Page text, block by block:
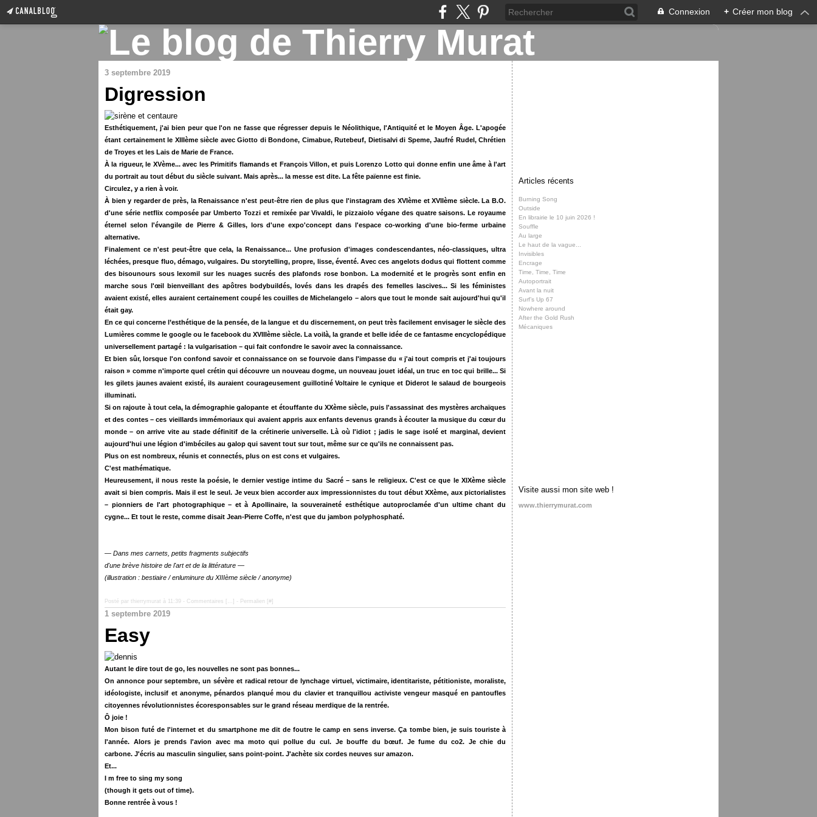
Connexion + Créer mon blog
3 septembre 2019
Digression
Esthétiquement, j'ai bien peur que l'on ne fasse que régresser depuis le Néolithique, l'Antiquité et le Moyen Âge. L'apogée
étant certainement le XIIIème siècle avec Giotto di Bondone, Cimabue, Rutebeuf, Dietisalvi di Speme, Jaufré Rudel, Chrétien
de Troyes et les Lais de Marie de France.
À la rigueur, le XVème... avec les Primitifs flamands et François Villon, et puis Lorenzo Lotto qui donne enfin une âme à l'art
du portrait au tout début du siècle suivant. Mais après... la messe est dite. La fête païenne est finie.
Circulez, y a rien à voir.
À bien y regarder de près, la Renaissance n'est peut-être rien de plus que l'instagram des XVIème et XVIIème siècle. La B.O.
d'une série netflix composée par Umberto Tozzi et remixée par Vivaldi, le pizzaiolo végane des quatre saisons. Le royaume
éternel selon l'évangile de Pierre & Gilles, lors d'une expo'concept dans l'espace co-working d'une bio-ferme urbaine
alternative.
Finalement ce n'est peut-être que cela, la Renaissance... Une profusion d'images condescendantes, néo-classiques, ultra
léchées, presque fluo, démago, vulgaires. Du storytelling, propre, lisse, éventé. Avec ces angelots dodus qui flottent comme
des bisounours sous lexomil sur les nuages sucrés des plafonds rose bonbon. La modernité et le progrès sont enfin en
marche sous l'œil bienveillant des apôtres bodybuildés, lovés dans les drapés des femelles lascives... Si les féministes
avaient existé, elles auraient certainement coupé les couilles de Michelangelo – alors que tout le monde sait aujourd'hui qu'il
était gay.
En ce qui concerne l’esthétique de la pensée, de la langue et du discernement, on peut très facilement envisager le siècle des
Lumières comme le google ou le facebook du XVIIIème siècle. La voilà, la grande et belle idée de ce fantasme encyclopédique
universellement partagé : la vulgarisation – qui fait confondre le savoir avec la connaissance.
Et bien sûr, lorsque l'on confond savoir et connaissance on se fourvoie dans l'impasse du « j'ai tout compris et j'ai toujours
raison » comme n'importe quel crétin qui découvre un nouveau dogme, un nouveau jouet idéal, un truc en toc qui brille... Si
les gilets jaunes avaient existé, ils auraient courageusement guillotiné Voltaire le cynique et Diderot le salaud de bourgeois
illuminati.
Si on rajoute à tout cela, la démographie galopante et étouffante du XXème siècle, puis l'assassinat des mystères archaïques
et des contes – ces vieillards immémoriaux qui avaient appris aux enfants devenus grands à écouter la musique du cœur du
monde – on arrive vite au stade définitif de la crétinerie universelle. Là où l'idiot ; jadis le sage isolé et marginal, devient
aujourd'hui une légion d'imbéciles au galop qui savent tout sur tout, même sur ce qu'ils ne connaissent pas.
Plus on est nombreux, réunis et connectés, plus on est cons et vulgaires.
C'est mathématique.
Heureusement, il nous reste la poésie, le dernier vestige intime du Sacré – sans le religieux. C'est ce que le XIXème siècle
avait si bien compris. Mais il est le seul. Je veux bien accorder aux impressionnistes du tout début XXème, aux pictorialistes
– pionniers de l'art photographique – et à Apollinaire, la souveraineté esthétique autoproclamée d'un ultime chant du
cygne... Et tout le reste, comme disait Jean-Pierre Coffe, n'est que du jambon polyphosphaté.
— Dans mes carnets, petits fragments subjectifs
d'une brève histoire de l'art et de la littérature —
(illustration : bestiaire / enluminure du XIIIème siècle / anonyme)
Posté par thierrymurat à 11:39 - Commentaires [ … - Permalien [ #
1 septembre 2019
Easy
Autant le dire tout de go, les nouvelles ne sont pas bonnes...
On annonce pour septembre, un sévère et radical retour de lynchage virtuel, victimaire, identitariste, pétitioniste, moraliste,
idéologiste, inclusif et anonyme, pénardos planqué mou du clavier et tranquillou activiste vengeur masqué en pantoufles
citoyennes révolutionnistes écoresponsables sur le grand réseau merdique de la rentrée.
Ô joie !
Mon bison futé de l'internet et du smartphone me dit de foutre le camp en sens inverse.Ça tombe bien, je suis touriste à
l'année. Alors je prends l'avion avecma moto qui pollue du cul. Je bouffe du bœuf. Je fume du co2. Je chie du
carbone. J'écris au masculin singulier, sans point-point. J'achète six cordes neuves sur amazon.
Et...
I m free to sing my song
(though it gets out of time).
Bonne rentrée à vous !
Articles récents
Burning Song
Outside
En librairie le 10 juin 2026 !
Souffle
Au large
Le haut de la vague...
Invisibles
Encrage
Time, Time, Time
Autoportrait
Avant la nuit
Surf’s Up 67
Nowhere around
After the Gold Rush
Mécaniques
Visite aussi mon site web !
www.thierrymurat.com